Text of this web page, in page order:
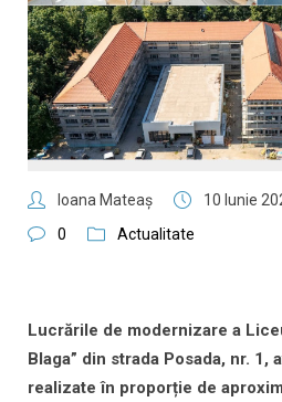
Ioana Mateaş 10 Iunie
0
Actualitate
Lucrările de modernizare a
Blaga” din strada Posada, nr. 1,
realizate în proporție de